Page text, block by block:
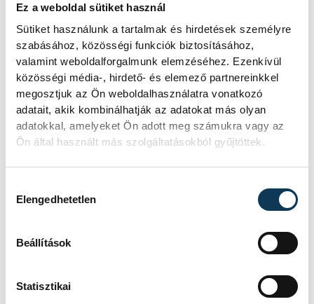
Ez a weboldal sütiket használ
Sütiket használunk a tartalmak és hirdetések személyre
szabásához, közösségi funkciók biztosításához,
valamint weboldalforgalmunk elemzéséhez. Ezenkívül
közösségi média-, hirdető- és elemező partnereinkkel
megosztjuk az Ön weboldalhasználatra vonatkozó
adatait, akik kombinálhatják az adatokat más olyan
adatokkal, amelyeket Ön adott meg számukra vagy az
Ön által használt más szolgáltatásokból gyűjtöttek.
Elengedhetetlen
Beállítások
Statisztikai
tervez, amennyiben a körülmények
megfelelőek lesznek.
sport ország-világ
vitorlázás
Érdi Mária